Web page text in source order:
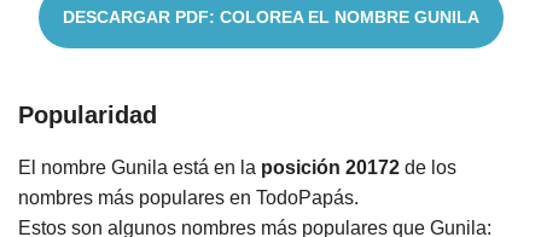
DESCARGAR PDF: COLOREA EL NOMBRE GUNILA
Popularidad
El nombre Gunila está en la posición 20172 de los
nombres más populares en TodoPapás.
Estos son algunos nombres más populares que Gunila: